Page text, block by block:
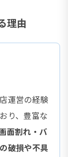
理由
運営の経験
り、豊富な
面割れ・バ
破損や不具